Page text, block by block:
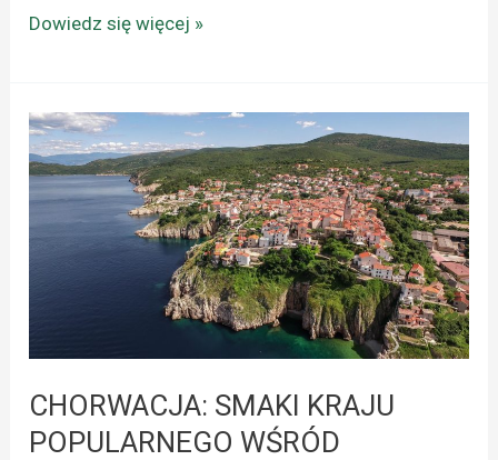
Dowiedz się więcej »
CHORWACJA: SMAKI KRAJU
POPULARNEGO WŚRÓD
CHORWACJA:
SMAKI
KRAJU
POPULARNEGO
WŚRÓD